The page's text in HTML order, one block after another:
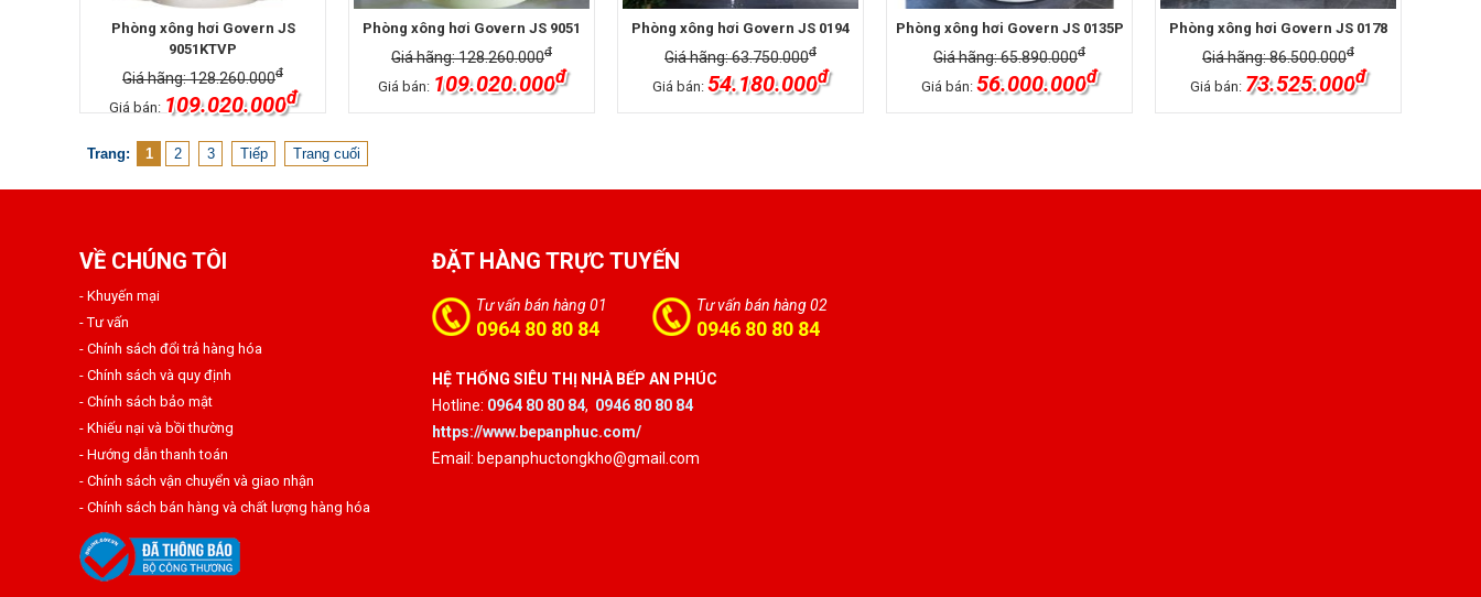
Phòng xông hơi Govern JS
9051KTVP
Giá hãng: 128.260.000đ
Giá bán: 109.020.000đ
Phòng xông hơi Govern JS 9051
Giá hãng: 128.260.000đ
Giá bán: 109.020.000đ
Phòng xông hơi Govern JS 0194
Giá hãng: 63.750.000đ
Giá bán: 54.180.000đ
Phòng xông hơi Govern JS 0135P
Giá hãng: 65.890.000đ
Giá bán: 56.000.000đ
Phòng xông hơi Govern JS 0178
Giá hãng: 86.500.000đ
Giá bán: 73.525.000đ
Trang: 1 2 3 Tiếp Trang cuối
VỀ CHÚNG TÔI
- Khuyến mại
- Tư vấn
- Chính sách đổi trả hàng hóa
- Chính sách và quy định
- Chính sách bảo mật
- Khiếu nại và bồi thường
- Hướng dẫn thanh toán
- Chính sách vận chuyển và giao nhận
- Chính sách bán hàng và chất lượng hàng hóa
ĐẶT HÀNG TRỰC TUYẾN
Tư vấn bán hàng 01
0964 80 80 84
Tư vấn bán hàng 02
0946 80 80 84
HỆ THỐNG SIÊU THỊ NHÀ BẾP AN PHÚC
Hotline: 0964 80 80 84, 0946 80 80 84
https://www.bepanphuc.com/
Email: bepanphuctongkho@gmail.com